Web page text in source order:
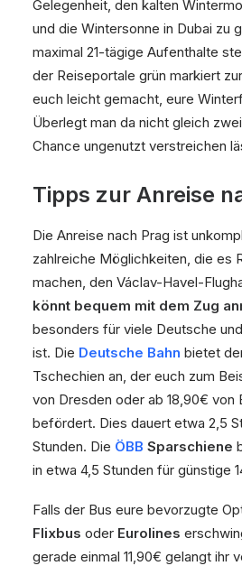
Gelegenheit, den kalten
und die Wintersonne in Dubai zu
maximal 21-tägige Aufenthalte
der Reiseportale grün markiert
euch leicht gemacht, eure
Überlegt man da nicht gleich
Chance ungenutzt verstreichen
Tipps zur Anreise
Die Anreise nach Prag ist
zahlreiche Möglichkeiten, die es
machen, den Václav-Havel-
könnt bequem mit dem Zug
besonders für viele Deutsche
ist. Die Deutsche Bahn bietet
Tschechien an, der euch zum
von Dresden oder ab 18,90€ von
befördert. Dies dauert etwa 2,5
Stunden. Die ÖBB Sparschiene
in etwa 4,5 Stunden für günstige
Falls der Bus eure bevorzugte
Flixbus oder Eurolines
gerade einmal 11,90€ gelangt ihr